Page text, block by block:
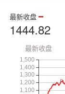
最新收盘
1444.82